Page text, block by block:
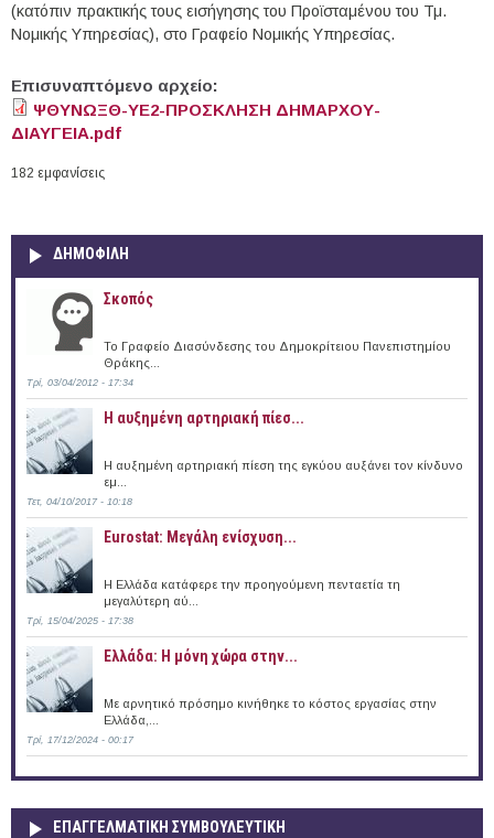
(κατόπιν πρακτικής τους εισήγησης του Προϊσταμένου του Τμ.
Νομικής Υπηρεσίας), στο Γραφείο Νομικής Υπηρεσίας.
Επισυναπτόμενο αρχείο:
ΨΘΥΝΩΞΘ-ΥΕ2-ΠΡΟΣΚΛΗΣΗ ΔΗΜΑΡΧΟΥ-
ΔΙΑΥΓΕΙΑ.pdf
182 εμφανίσεις
ΔΗΜΟΦΙΛΗ
Σκοπός
Το Γραφείο Διασύνδεσης του Δημοκρίτειου Πανεπιστημίου
Θράκης...
Τρί, 03/04/2012 - 17:34
Η αυξημένη αρτηριακή πίεσ...
Η αυξημένη αρτηριακή πίεση της εγκύου αυξάνει τον κίνδυνο
εμ...
Τετ, 04/10/2017 - 10:18
Eurostat: Μεγάλη ενίσχυση...
H Ελλάδα κατάφερε την προηγούμενη πενταετία τη
μεγαλύτερη αύ...
Τρί, 15/04/2025 - 17:38
Ελλάδα: Η μόνη χώρα στην...
Με αρνητικό πρόσημο κινήθηκε το κόστος εργασίας στην
Ελλάδα,...
Τρί, 17/12/2024 - 00:17
ΕΠΑΓΓΕΛΜΑΤΙΚΉ ΣΥΜΒΟΥΛΕΥΤΙΚΉ